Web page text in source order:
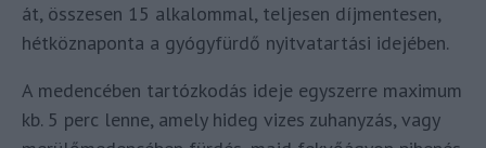
át, összesen 15 alkalommal, teljesen díjmentesen,
hétköznaponta a gyógyfürdő nyitvatartási idejében.
A medencében tartózkodás ideje egyszerre maximum
kb. 5 perc lenne, amely hideg vizes zuhanyzás, vagy